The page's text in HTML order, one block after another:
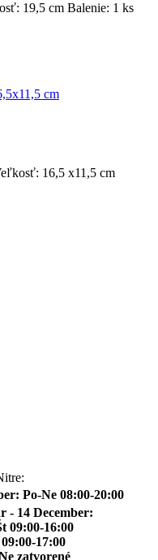
19,5 cm Balenie: 1 ks
16,5 x11,5 cm
Po-Ne 08:00-20:00
- 14 December:
09:00-16:00
17:00
zatvorené